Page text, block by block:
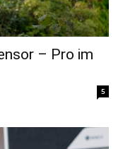
– Pro im
5